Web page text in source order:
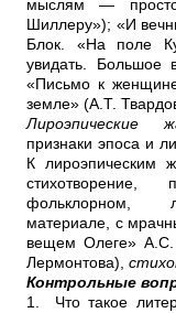
мыслям —
Шиллеру»); «И
Блок. «На поле
увидать. Большое
«Письмо к
земле» (А.Т.
Лироэпические
признаки эпоса и
К лироэпическим
стихотворение,
фольклорном,
материале, с
вещем Олеге»
Лермонтова),
Контрольные
1. Что такое